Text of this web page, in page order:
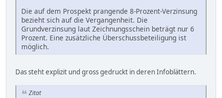
Die auf dem Prospekt prangende 8-Prozent-Verzinsung
bezieht sich auf die Vergangenheit. Die
Grundverzinsung laut Zeichnungsschein beträgt nur 6
Prozent. Eine zusätzliche Überschussbeteiligung ist
möglich.
Das steht explizit und gross gedruckt in deren Infoblättern.
Zitat